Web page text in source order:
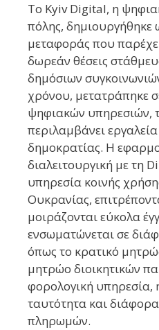
Το Kyiv Digital, η
πόλης,
μεταφοράς που
δωρεάν θέσεις
δημόσιων
χρόνου, μετατράπηκε
ψηφιακών υπηρεσιών,
περιλαμβάνει
δημοκρατίας. Η
διαλειτουργική με τη
υπηρεσία κοινής
Ουκρανίας,
μοιράζονται εύκολα
ενσωματώνεται σε
όπως το κρατικό
μητρώο διοικητικών
φορολογική υπηρεσία,
ταυτότητα και
πληρωμών.